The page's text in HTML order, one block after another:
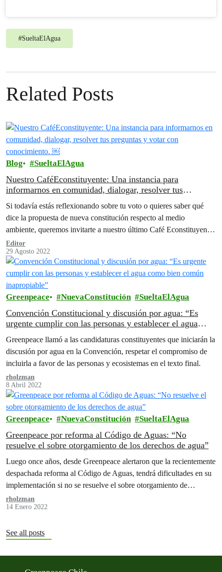
#SueltaElAgua
Related Posts
Blog SueltaElAgua
Nuestro CaféEconstituyente: Una instancia para
informarnos en comunidad, dialogar, resolver tus
preguntas y votar con conocimiento. ￼
Si todavía estás reflexionando sobre tu voto o quieres saber qué
dice la propuesta de nueva constitución respecto al medio
ambiente, queremos invitarte a nuestro último Café Econstituyente
virtual
Editor
29 Agosto 2022
Greenpeace NuevaConstitución SueltaElAgua
Convención Constitucional y discusión por agua: “Es
urgente cumplir con las personas y establecer el agua
como bien común inapropiable”
Greenpeace llamó a las candidaturas constituyentes que iniciarán la
discusión por agua en la Convención, respetar el compromiso de
incluirla a favor de las personas y ecosistemas en el texto final.
rholzman
8 Abril 2022
Greenpeace NuevaConstitución SueltaElAgua
Greenpeace por reforma al Código de Aguas: “No
resuelve el sobre otorgamiento de los derechos de agua”
Luego once años, desde Greenpeace alertaron que la recientemente
despachada reforma al Código de Aguas, tendrá dificultades en su
implementación si no se resuelve el sobre otorgamiento de
derechos de aguas.
rholzman
14 Enero 2022
See all posts